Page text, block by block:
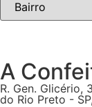
A
R. Gen. Glicério,
do Rio Preto -